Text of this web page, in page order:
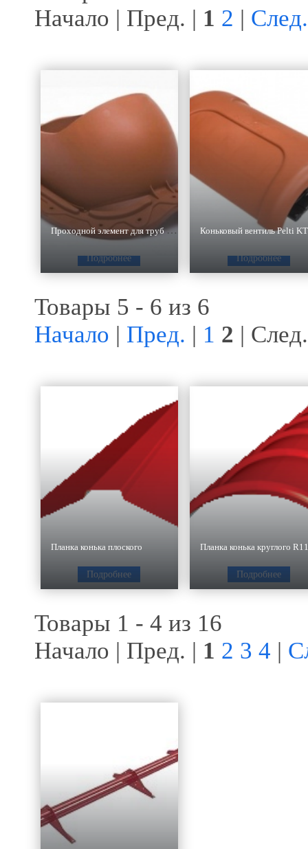
Начало | Пред. | 1 2 | След.
Проходной элемент для труб D110-160 мм
Подробнее Подробнее
Товары 5 - 6 из 6
Начало | Пред. | 1 2 |
Планка конька плоского
Подробнее Подробнее
Товары 1 - 4 из 16
Начало | Пред. | 1 2 3 4 |